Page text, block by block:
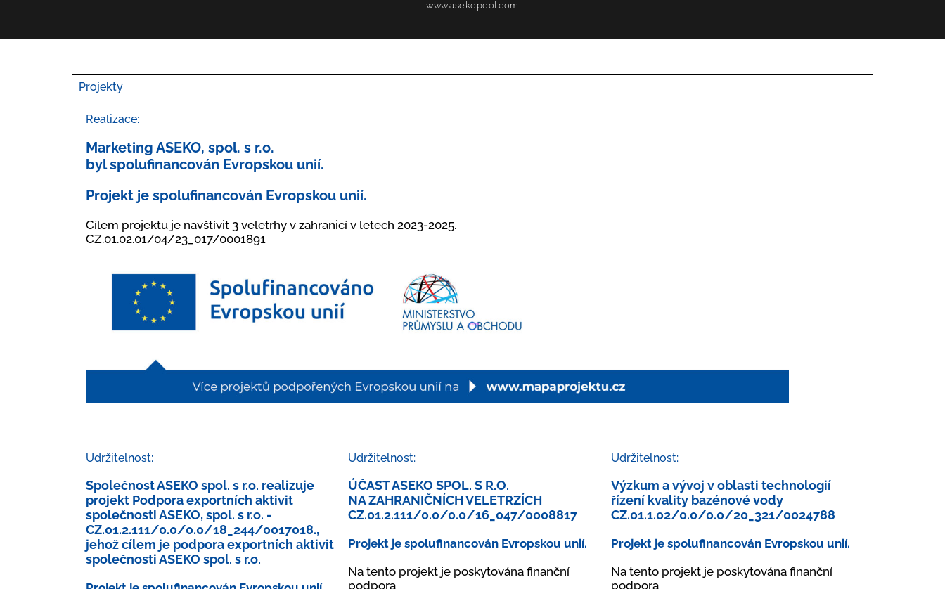
www.asekopool.com
Projekty
Realizace:
Marketing ASEKO, spol. s r.o.
byl spolufinancován Evropskou unií.
Projekt je spolufinancován Evropskou unií.
Cílem projektu je navštívit 3 veletrhy v zahranicí v letech 2023-2025.
CZ.01.02.01/04/23_017/0001891
Udržitelnost:
Společnost ASEKO spol. s r.o. realizuje
projekt Podpora exportních aktivit
společnosti ASEKO, spol. s r.o. -
CZ.01.2.111/0.0/0.0/18_244/0017018.,
jehož cílem je podpora exportních aktivit
společnosti ASEKO spol. s r.o.
Udržitelnost:
ÚČAST ASEKO SPOL. S R.O.
NA ZAHRANIČNÍCH VELETRZÍCH
CZ.01.2.111/0.0/0.0/16_047/0008817
Projekt je spolufinancován Evropskou unií.
Na tento projekt je poskytována finanční
podpora
Udržitelnost:
Výzkum a vývoj v oblasti technologií
řízení kvality bazénové vody
CZ.01.1.02/0.0/0.0/20_321/0024788
Projekt je spolufinancován Evropskou unií.
Na tento projekt je poskytována finanční
podpora